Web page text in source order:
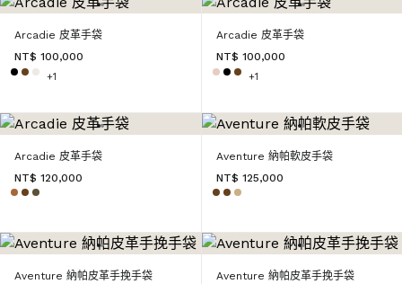
Arcadie 皮革手袋
NT$ 100,000
+1
Arcadie 皮革手袋
NT$ 100,000
+1
Arcadie 皮革手袋
NT$ 120,000
Aventure 納帕軟皮手袋
NT$ 125,000
Aventure 納帕皮革手挽手袋
Aventure 納帕皮革手挽手袋